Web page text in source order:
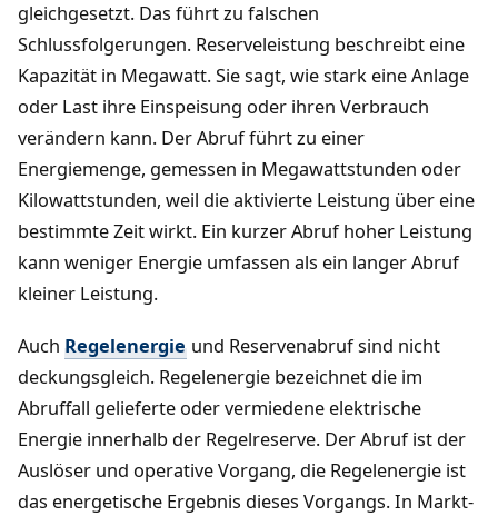
gleichgesetzt. Das führt zu falschen
Schlussfolgerungen. Reserveleistung beschreibt eine
Kapazität in Megawatt. Sie sagt, wie stark eine Anlage
oder Last ihre Einspeisung oder ihren Verbrauch
verändern kann. Der Abruf führt zu einer
Energiemenge, gemessen in Megawattstunden oder
Kilowattstunden, weil die aktivierte Leistung über eine
bestimmte Zeit wirkt. Ein kurzer Abruf hoher Leistung
kann weniger Energie umfassen als ein langer Abruf
kleiner Leistung.
Auch Regelenergie und Reservenabruf sind nicht
deckungsgleich. Regelenergie bezeichnet die im
Abruffall gelieferte oder vermiedene elektrische
Energie innerhalb der Regelreserve. Der Abruf ist der
Auslöser und operative Vorgang, die Regelenergie ist
das energetische Ergebnis dieses Vorgangs. In Markt-